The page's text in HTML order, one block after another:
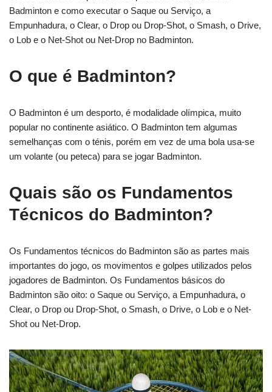
Badminton e como executar o Saque ou Serviço, a
Empunhadura, o Clear, o Drop ou Drop-Shot, o Smash, o Drive,
o Lob e o Net-Shot ou Net-Drop no Badminton.
O que é Badminton?
O Badminton é um desporto, é modalidade olímpica, muito
popular no continente asiático. O Badminton tem algumas
semelhanças com o ténis, porém em vez de uma bola usa-se
um volante (ou peteca) para se jogar Badminton.
Quais são os Fundamentos
Técnicos do Badminton?
Os Fundamentos técnicos do Badminton são as partes mais
importantes do jogo, os movimentos e golpes utilizados pelos
jogadores de Badminton. Os Fundamentos básicos do
Badminton são oito: o Saque ou Serviço, a Empunhadura, o
Clear, o Drop ou Drop-Shot, o Smash, o Drive, o Lob e o Net-
Shot ou Net-Drop.